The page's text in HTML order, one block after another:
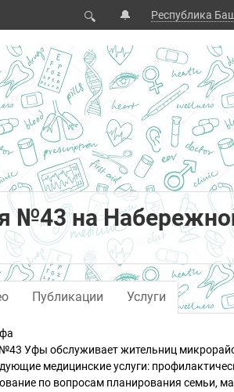
🔍 🔔 Республика
№43 на
Публикации Услуги
Уфы обслуживает жительниц
медицинские услуги:
по вопросам планирования семьи,